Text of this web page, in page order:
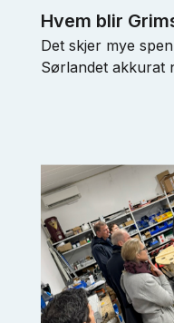
Hvem blir
Det skjer mye
Sørlandet akkurat